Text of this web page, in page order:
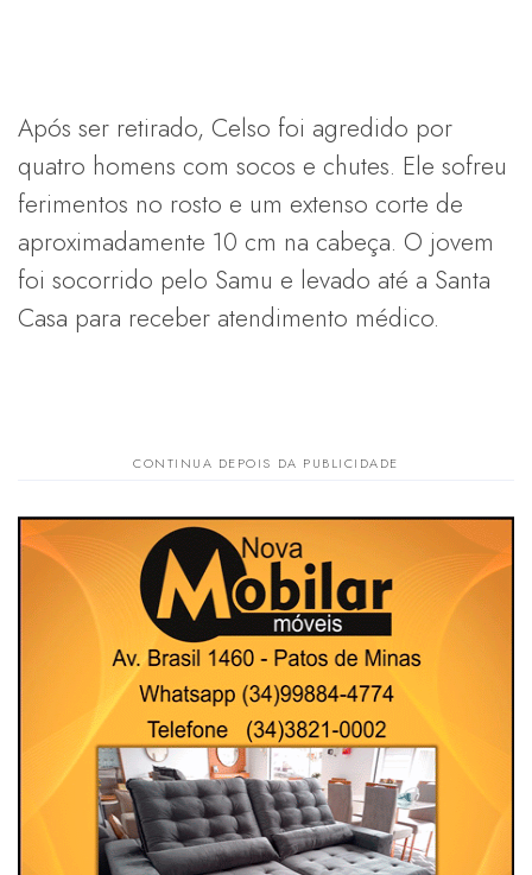
Após ser retirado, Celso foi agredido por
quatro homens com socos e chutes. Ele sofreu
ferimentos no rosto e um extenso corte de
aproximadamente 10 cm na cabeça. O jovem
foi socorrido pelo Samu e levado até a Santa
Casa para receber atendimento médico.